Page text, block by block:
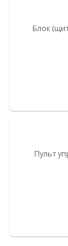
Блок
Пульт